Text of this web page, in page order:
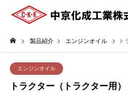
製品紹介 エンジンオイル ト
エンジンオイル
トラクター（トラクター用）